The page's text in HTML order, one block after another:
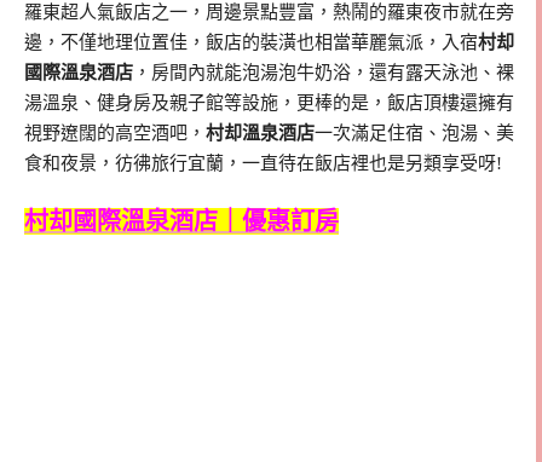
羅東超人氣飯店之一，周邊景點豐富，熱鬧的羅東夜市就在旁
邊，不僅地理位置佳，飯店的裝潢也相當華麗氣派，入宿村却
國際溫泉酒店 ，房間內就能泡湯泡牛奶浴，還有露天泳池、裸
湯溫泉、健身房及親子館等設施，更棒的是，飯店頂樓還擁有
視野遼闊的高空酒吧， 村却溫泉酒店一次滿足住宿、泡湯、美
食和夜景，彷彿旅行宜蘭，一直待在飯店裡也是另類享受呀!
村却國際溫泉酒店｜優惠訂房